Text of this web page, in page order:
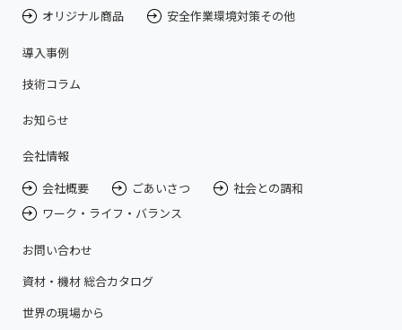
オリジナル商品
安全作業環境対策その他
導入事例
技術コラム
お知らせ
会社情報
会社概要
ごあいさつ
社会との調和
ワーク・ライフ・バランス
お問い合わせ
資材・機材 総合カタログ
世界の現場から